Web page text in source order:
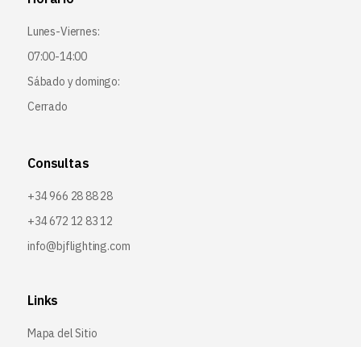
Lunes-Viernes:
07:00-14:00
Sábado y domingo:
Cerrado
Consultas
+34 966 28 88 28
+34 672 12 83 12
info@bjflighting.com
Links
Mapa del Sitio